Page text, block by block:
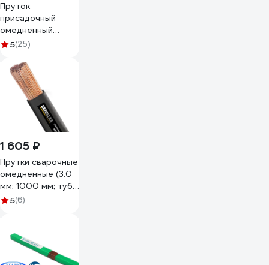
Пруток
присадочный
омедненный
SvarCity для
полуавтомат ER
70S-6 SG 2
(Св-08Г2С) 2мм
5кг пруток/
медь/ER 70S-
5(25)
1 605 ₽
Прутки сварочные
омедненные (3.0
мм; 1000 мм; туба
5 кг; СВ-08ГС)
5(6)